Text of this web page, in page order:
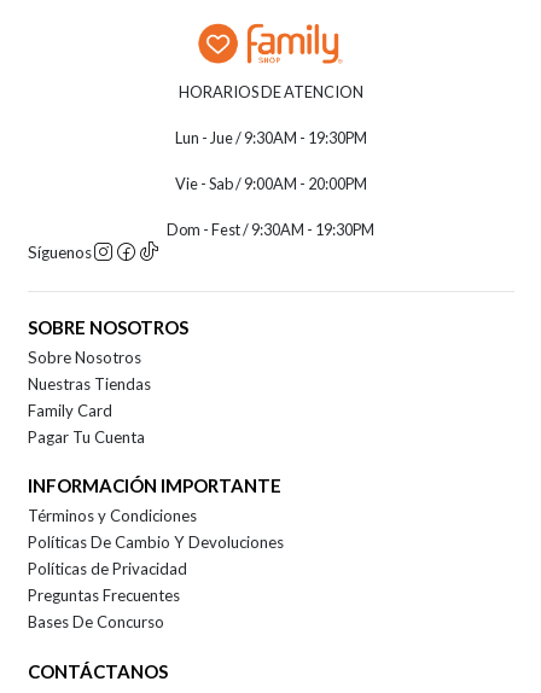
HORARIOS DE ATENCION
Lun - Jue / 9:30AM - 19:30PM
Vie - Sab / 9:00AM - 20:00PM
Dom - Fest / 9:30AM - 19:30PM
Síguenos
SOBRE NOSOTROS
Sobre Nosotros
Nuestras Tiendas
Family Card
Pagar Tu Cuenta
INFORMACIÓN IMPORTANTE
Términos y Condiciones
Políticas De Cambio Y Devoluciones
Políticas de Privacidad
Preguntas Frecuentes
Bases De Concurso
CONTÁCTANOS